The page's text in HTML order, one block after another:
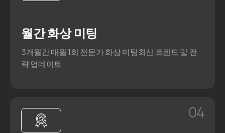
월간 화상 미팅
3개월간 매월 1회 전문가 화상 미팅최신 트렌드 및 전
략 업데이트
04